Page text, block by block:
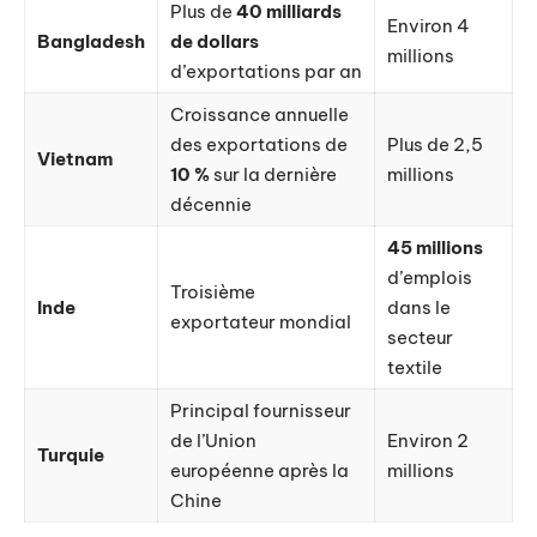
Bangladesh
Plus de 40 milliards
de dollars
d’exportations par an
Environ 4
millions
Vietnam
Croissance annuelle
des exportations de
10 % sur la dernière
décennie
Plus de 2,5
millions
Inde
Troisième
exportateur mondial
45 millions
d’emplois
dans le
secteur
textile
Turquie
Principal fournisseur
de l’Union
européenne après la
Chine
Environ 2
millions